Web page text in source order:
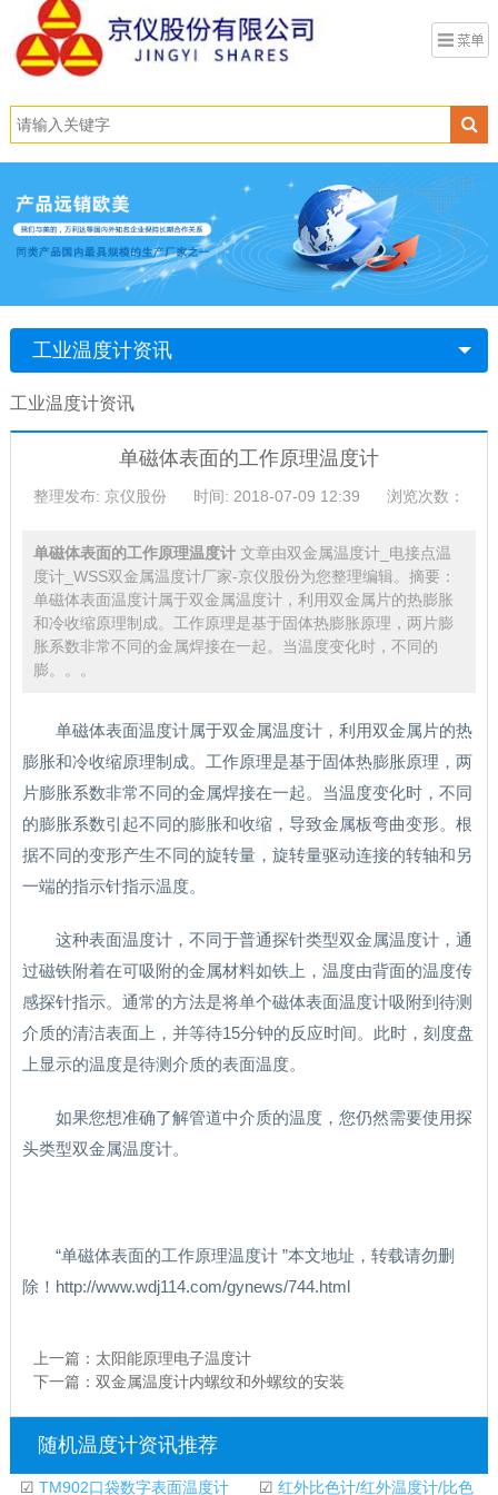
工业温度计资讯
工业温度计资讯
单磁体表面的工作原理温度计
整理发布: 京仪股份 时间: 2018-07-09 12:39 浏览次数：
单磁体表面的工作原理温度计 文章由双金属温度计_电接点温
度计_WSS双金属温度计厂家-京仪股份为您整理编辑。摘要：
单磁体表面温度计属于双金属温度计，利用双金属片的热膨胀
和冷收缩原理制成。工作原理是基于固体热膨胀原理，两片膨
胀系数非常不同的金属焊接在一起。当温度变化时，不同的
膨。。。
单磁体表面温度计属于双金属温度计，利用双金属片的热
膨胀和冷收缩原理制成。工作原理是基于固体热膨胀原理，两
片膨胀系数非常不同的金属焊接在一起。当温度变化时，不同
的膨胀系数引起不同的膨胀和收缩，导致金属板弯曲变形。根
据不同的变形产生不同的旋转量，旋转量驱动连接的转轴和另
一端的指示针指示温度。
这种表面温度计，不同于普通探针类型双金属温度计，通
过磁铁附着在可吸附的金属材料如铁上，温度由背面的温度传
感探针指示。通常的方法是将单个磁体表面温度计吸附到待测
介质的清洁表面上，并等待15分钟的反应时间。此时，刻度盘
上显示的温度是待测介质的表面温度。
如果您想准确了解管道中介质的温度，您仍然需要使用探
头类型双金属温度计。
“单磁体表面的工作原理温度计 ”本文地址，转载请勿删
除！http://www.wdj114.com/gynews/744.html
上一篇： 太阳能原理电子温度计
下一篇： 双金属温度计内螺纹和外螺纹的安装
随机温度计资讯推荐
☑ TM902口袋数字表面温度计 ☑ 红外比色计/红外温度计/比色